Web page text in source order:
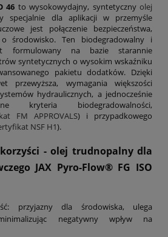
46 to wysokowydajny, syntetyczny olej
specjalnie dla aplikacji w przemyśle
jest połączenie bezpieczeństwa,
środowisko. Ten biodegradowalny i
formulowany na bazie starannie
syntetycznych o wysokim wskaźniku
pakietu dodatków. Dzięki
przewyższa, wymagania większości
hydraulicznych, a jednocześnie
kryteria biodegradowalności,
FM APPROVALS) i przypadkowego
NSF H1).
- olej trudnopalny dla
JAX Pyro-Flow® FG ISO
przyjazny dla środowiska, ulega
negatywny wpływ na